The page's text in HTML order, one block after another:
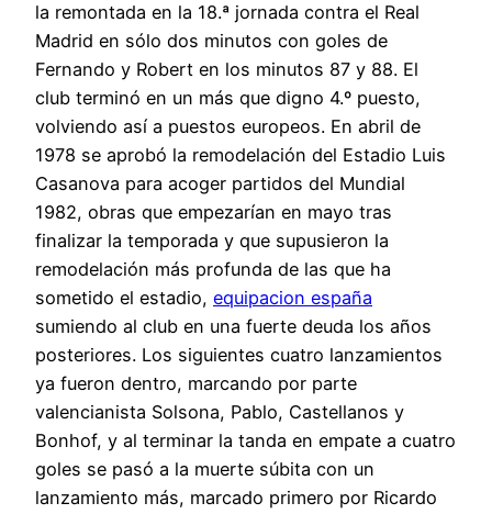
la remontada en la 18.ª jornada contra el Real
Madrid en sólo dos minutos con goles de
Fernando y Robert en los minutos 87 y 88. El
club terminó en un más que digno 4.º puesto,
volviendo así a puestos europeos. En abril de
1978 se aprobó la remodelación del Estadio Luis
Casanova para acoger partidos del Mundial
1982, obras que empezarían en mayo tras
finalizar la temporada y que supusieron la
remodelación más profunda de las que ha
sometido el estadio, equipacion españa
sumiendo al club en una fuerte deuda los años
posteriores. Los siguientes cuatro lanzamientos
ya fueron dentro, marcando por parte
valencianista Solsona, Pablo, Castellanos y
Bonhof, y al terminar la tanda en empate a cuatro
goles se pasó a la muerte súbita con un
lanzamiento más, marcado primero por Ricardo